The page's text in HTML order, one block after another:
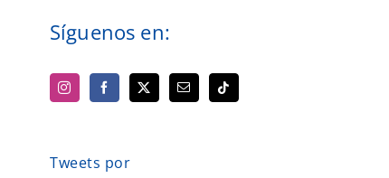
Síguenos en:
Tweets por